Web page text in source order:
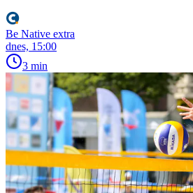
Be Native extra
dnes, 15:00
3 min